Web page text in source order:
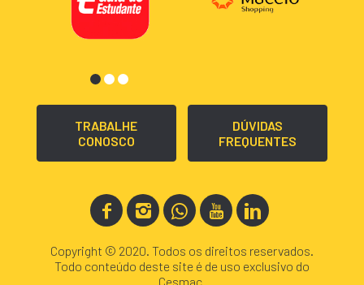
TRABALHE
CONOSCO
DÚVIDAS
FREQUENTES
Copyright © 2020. Todos os direitos reservados.
Todo conteúdo deste site é de uso exclusivo do
Cesmac.